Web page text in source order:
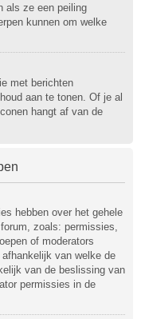
als ze een peiling
kunnen om welke
met berichten
aan te tonen. Of je al
hangt af van de
hebben over het gehele
zoals: permissies,
of moderators
van welke de
van de beslissing van
permissies in de